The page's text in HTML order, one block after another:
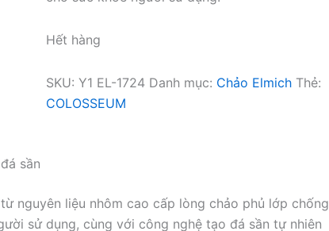
Hết hàng
SKU: Y1 EL-1724 Danh mục: Chảo Elmich Thẻ:
COLOSSEUM
sần
nguyên liệu nhôm cao cấp lòng chảo phủ lớp chống
sử dụng, cùng với công nghệ tạo đá sần tự nhiên